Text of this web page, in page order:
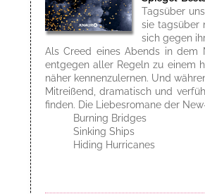
Tagsüber
sie tagsüber
sich gegen
Als Creed eines Abends in dem
entgegen aller Regeln zu einem
näher kennenzulernen. Und
Mitreißend, dramatisch und
finden. Die Liebesromane der
Burning Bridges
Sinking Ships
Hiding Hurricanes